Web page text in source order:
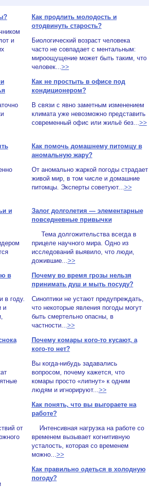
и
Как продлить молодость и
отодвинуть старость?
Биологический возраст человека
часто не совпадает с ментальным:
мироощущение может быть таким, что
человек... >>
Как не простыть в офисе под
кондиционером?
В связи с явно заметным изменением
климата уже невозможно представить
современный офис или жильё без... >>
Как помочь домашнему питомцу в
аномальную жару?
От аномально жаркой погоды страдает
живой мир, в том числе и домашние
питомцы. Эксперты советуют... >>
и
Залог долголетия — элементарные
повседневные привычки
Тема долгожительства всегда в
прицеле научного мира. Одно из
исследований выявило, что люди,
дожившие... >>
в
в году.
и
Почему во время грозы нельзя
принимать душ и мыть посуду?
Синоптики не устают предупреждать,
что некоторые явления погоды могут
быть смертельно опасны, в
частности... >>
Почему комары кого-то кусают, а
кого-то нет?
Вы когда-нибудь задавались
вопросом, почему кажется, что
комары просто «липнут» к одним
людям и игнорируют... >>
от
Как понять, что вы выгораете на
работе?
Интенсивная нагрузка на работе со
временем вызывает когнитивную
усталость, которая со временем
можно... >>
Как правильно одеться в холодную
погоду?